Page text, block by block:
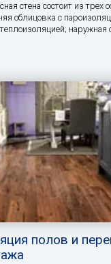
стена состоит из трех
облицовка с
наружная
полов и